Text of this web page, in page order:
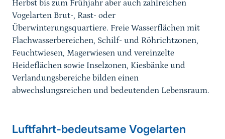
Herbst bis zum Frühjahr aber auch zahlreichen
Vogelarten Brut-, Rast- oder
Überwinterungsquartiere. Freie Wasserflächen mit
Flachwasserbereichen, Schilf- und Röhrichtzonen,
Feuchtwiesen, Magerwiesen und vereinzelte
Heideflächen sowie Inselzonen, Kiesbänke und
Verlandungsbereiche bilden einen
abwechslungsreichen und bedeutenden Lebensraum.
Luftfahrt-bedeutsame Vogelarten